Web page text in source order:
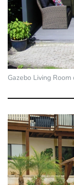
Gazebo Living